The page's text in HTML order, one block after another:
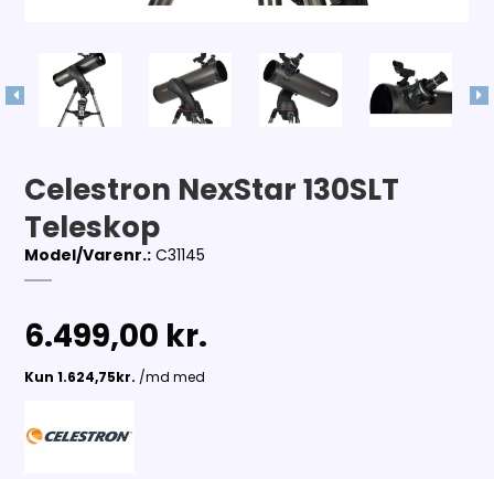
Celestron NexStar 130SLT
Teleskop
Model/Varenr.: C31145
6.499,00 kr.